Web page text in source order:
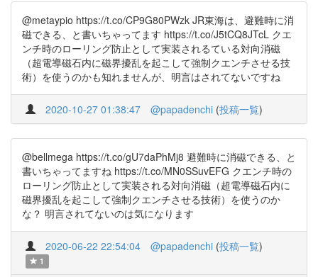
@metaypio https://t.co/CP9G80PWzk JR東海は、避難時に消
磁できる、と書いちゃってます https://t.co/J5tCQ8JTcL クエ
ンチ時のローリング防止として実装されるている対向消磁
（超電導磁石内に磁界擾乱を起こして強制クエンチさせる技
術）を使うのかも知れませんが、明言はされてないですね
2020-10-27 01:38:47 @papadenchi (投稿一覧)
@bellmega https://t.co/gU7daPhMj8 避難時に消磁できる、と
書いちゃってますね https://t.co/MN0SSuvEFG クエンチ時の
ローリング防止として実装される対向消磁（超電導磁石内に
磁界擾乱を起こして強制クエンチさせる技術）を使うのか
な？ 明言されてないのは気になります
2020-06-22 22:54:04 @papadenchi (投稿一覧)
1